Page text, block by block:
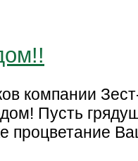
компании
Пусть
процветание